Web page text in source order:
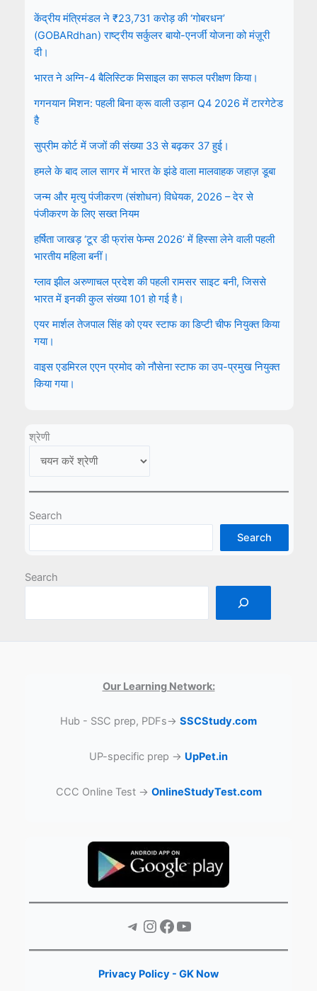
केंद्रीय मंत्रिमंडल ने ₹23,731 करोड़ की ‘गोबरधन’
(GOBARdhan) राष्ट्रीय सर्कुलर बायो-एनर्जी योजना को मंज़ूरी
दी।
भारत ने अग्नि-4 बैलिस्टिक मिसाइल का सफल परीक्षण किया।
गगनयान मिशन: पहली बिना क्रू वाली उड़ान Q4 2026 में टारगेटेड
है
सुप्रीम कोर्ट में जजों की संख्या 33 से बढ़कर 37 हुई।
हमले के बाद लाल सागर में भारत के झंडे वाला मालवाहक जहाज़ डूबा
जन्म और मृत्यु पंजीकरण (संशोधन) विधेयक, 2026 – देर से
पंजीकरण के लिए सख्त नियम
हर्षिता जाखड़ ‘टूर डी फ्रांस फेम्स 2026’ में हिस्सा लेने वाली पहली
भारतीय महिला बनीं।
ग्लाव झील अरुणाचल प्रदेश की पहली रामसर साइट बनी, जिससे
भारत में इनकी कुल संख्या 101 हो गई है।
एयर मार्शल तेजपाल सिंह को एयर स्टाफ का डिप्टी चीफ नियुक्त किया
गया।
वाइस एडमिरल एएन प्रमोद को नौसेना स्टाफ का उप-प्रमुख नियुक्त
किया गया।
श्रेणी
Search
Search
Search
Our Learning Network:
Hub - SSC prep, PDFs→ SSCStudy.com
UP-specific prep → UpPet.in
CCC Online Test → OnlineStudyTest.com
Telegram Instagram Facebook YouTube
Privacy Policy - GK Now